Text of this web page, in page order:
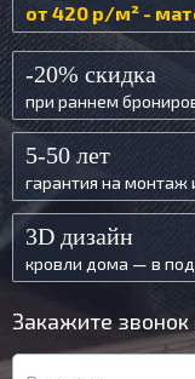
от 420 р/м² -
-20% скидка
при раннем
5-50 лет
гарантия на монтаж
3D дизайн
кровли дома — в
Закажите